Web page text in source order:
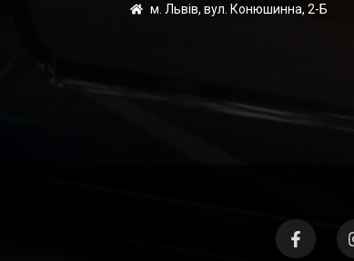
м. Львів, вул. Конюшинна, 2-Б